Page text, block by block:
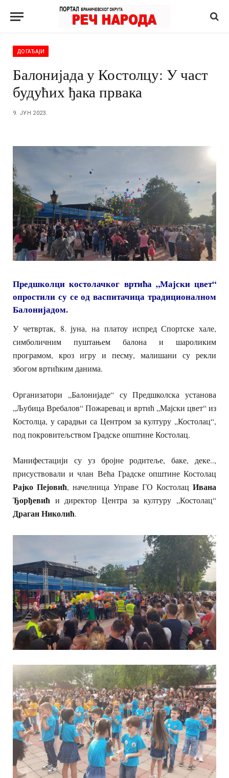
ДОГАЂАЈИ
Балонијада у Костолцу: У част
будућих ђака првака
9. ЈУН 2023.
Предшколци костолачког вртића „Мајски цвет“
опростили су се од васпитачица традиционалном
Балонијадом.
У четвртак, 8. јуна, на платоу испред Спортске хале,
симболичним пуштањем балона и шароликим
програмом, кроз игру и песму, малишани су рекли
збогом вртићким данима.
Организатори „Балонијаде“ су Предшколска установа
„Љубица Вребалов“ Пожаревац и вртић „Мајски цвет“ из
Костолца, у сарадњи са Центром за културу „Костолац“,
под покровитељством Градске општине Костолац.
Манифестацији су уз бројне родитеље, баке, деке..,
присуствовали и члан Већа Градске општине Костолац
Рајко Пејовић, начелница Управе ГО КостолацИвана
Ђорђевић и директор Центра за културу „Костолац“
Драган Николић.